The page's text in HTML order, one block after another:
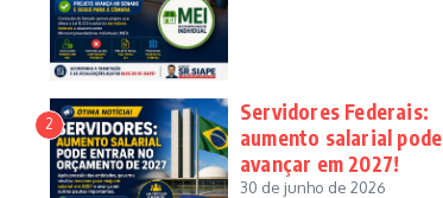
2
Servidores Federais:
aumento salarial pode
avançar em 2027!
30 de junho de 2026